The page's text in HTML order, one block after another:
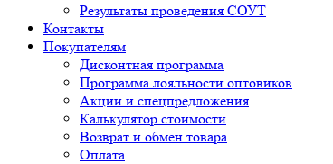
Результаты проведения СОУТ
Контакты
Покупателям
Дисконтная программа
Программа лояльности оптовиков
Акции и спецпредложения
Калькулятор стоимости
Возврат и обмен товара
Оплата